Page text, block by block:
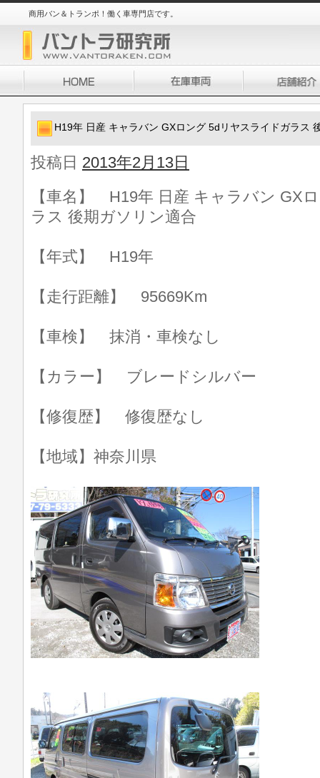
商用バン＆トランポ！働く車専門店です。
H19年 日産 キャラバン GXロング 5dリヤスライドガラス
投稿日 2013年2月13日
【車名】 H19年 日産 キャラバン GX
ラス 後期ガソリン適合
【年式】 H19年
【走行距離】 95669Km
【車検】 抹消・車検なし
【カラー】 ブレードシルバー
【修復歴】 修復歴なし
【地域】神奈川県